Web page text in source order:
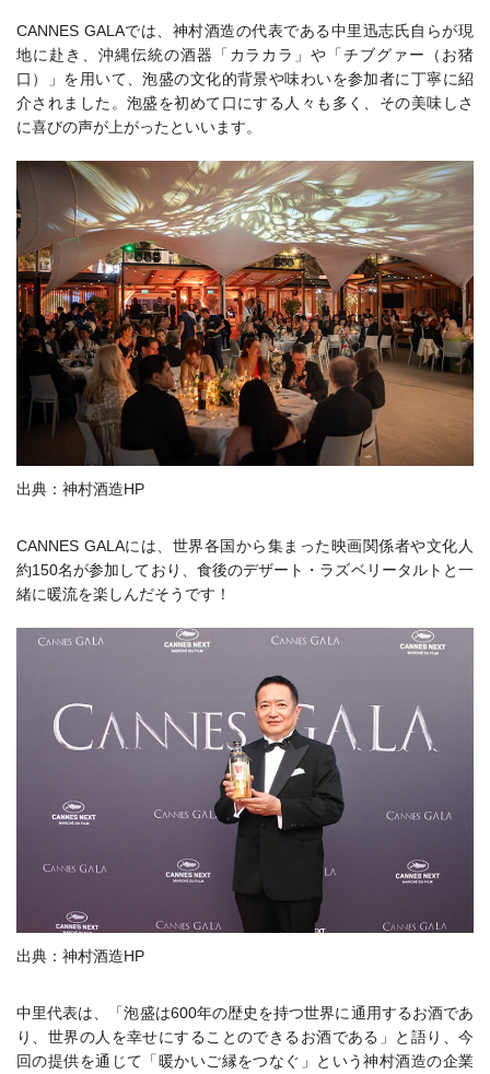
CANNES GALAでは、神村酒造の代表である中里迅志氏自らが現
地に赴き、沖縄伝統の酒器「カラカラ」や「チブグァー（お猪
口）」を用いて、泡盛の文化的背景や味わいを参加者に丁寧に紹
介されました。泡盛を初めて口にする人々も多く、その美味しさ
に喜びの声が上がったといいます。
出典：神村酒造HP
CANNES GALAには、世界各国から集まった映画関係者や文化人
約150名が参加しており、食後のデザート・ラズベリータルトと一
緒に暖流を楽しんだそうです！
出典：神村酒造HP
中里代表は、「泡盛は600年の歴史を持つ世界に通用するお酒であ
り、世界の人を幸せにすることのできるお酒である」と語り、今
回の提供を通じて「暖かいご縁をつなぐ」という神村酒造の企業